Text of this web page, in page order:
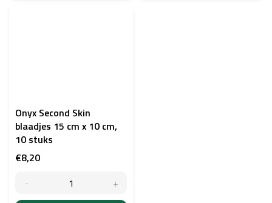
Onyx Second Skin
blaadjes 15 cm x 10 cm,
10 stuks
€8,20